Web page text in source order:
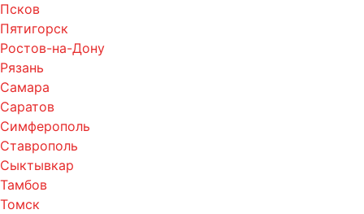
Псков
Пятигорск
Ростов-на-Дону
Рязань
Самара
Саратов
Симферополь
Ставрополь
Сыктывкар
Тамбов
Томск